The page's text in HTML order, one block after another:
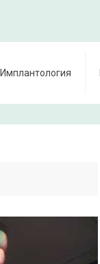
Имплантология